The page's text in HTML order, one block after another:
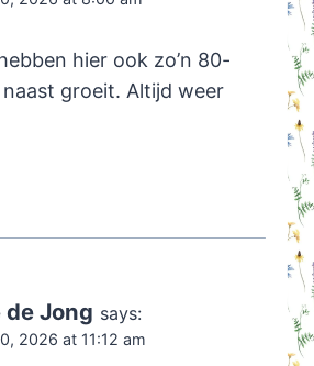
hier ook zo’n 80-
groeit. Altijd weer
de Jong says:
2026 at 11:12 am